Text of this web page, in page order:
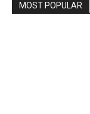
MOST POPULAR